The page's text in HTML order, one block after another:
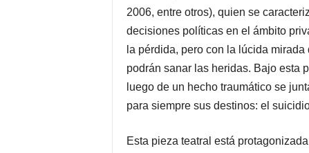
2006, entre otros), quien se
decisiones políticas en el ámbito
la pérdida, pero con la lúcida
podrán sanar las heridas. Bajo esta
luego de un hecho traumático se
para siempre sus destinos: el
Esta pieza teatral está